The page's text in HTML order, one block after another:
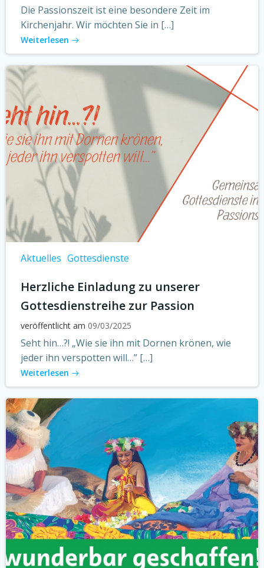
Die Passionszeit ist eine besondere Zeit im
Kirchenjahr. Wir möchten Sie in […]
Weiterlesen
Aktuelles Gottesdienste
Herzliche Einladung zu unserer
Gottesdienstreihe zur Passion
veröffentlicht am 09/03/2025
Seht hin…?! „Wie sie ihn mit Dornen krönen, wie
jeder ihn verspotten will…” […]
Weiterlesen